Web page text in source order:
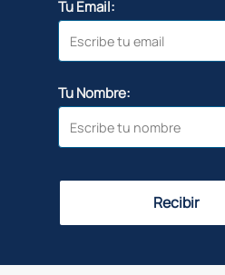
Tu Email:
Tu Nombre:
Recibir